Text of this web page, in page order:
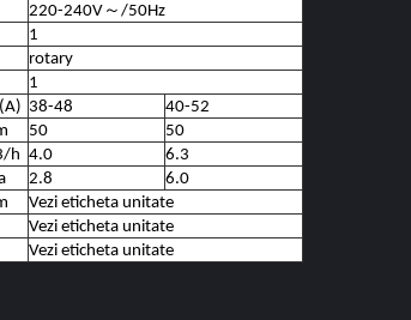
220-240V ～/50Hz
1
rotary
1
38-48
40-52
50
50
h 4.0
6.3
2.8
6.0
Vezi eticheta unitate
Vezi eticheta unitate
Vezi eticheta unitate